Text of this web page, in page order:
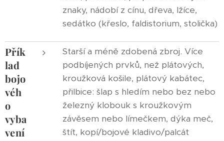
znaky, nádobí z cínu, dřeva, lžíce,
sedátko (křeslo, faldistorium, stolička)
Přík
lad
bojo
véh
o
vyba
vení
Starší a méně zdobená zbroj. Více
podbíjených prvků, než plátových,
kroužková košile, plátový kabátec,
přilbice: šlap s hledím nebo bez nebo
železný klobouk s kroužkovým
závěsem nebo límečkem, dýka meč,
štít, kopí/bojové kladivo/palcát